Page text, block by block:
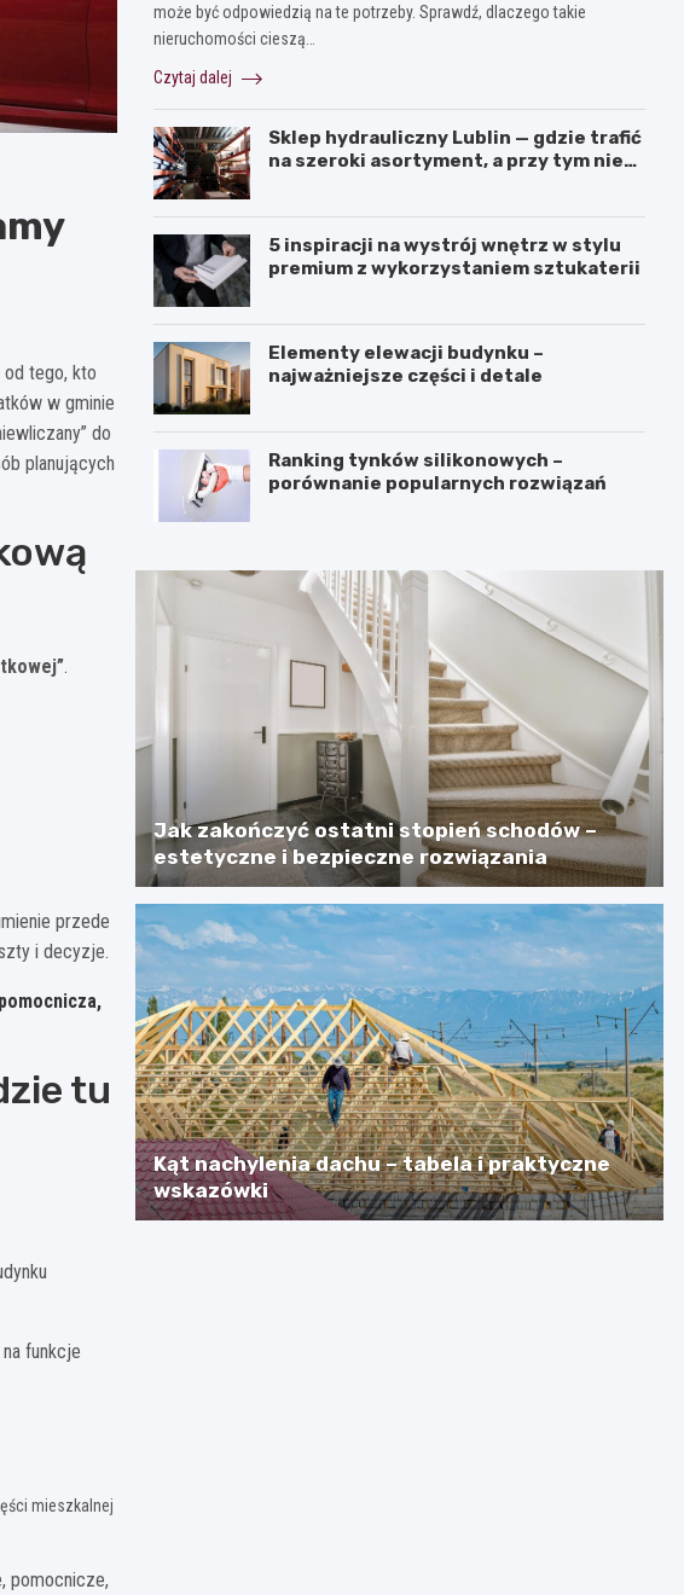
tego, kto
w gminie
do
planujących
.
przede
i decyzje.
tu
funkcje
mieszkalnej
pomocnicze,
może być odpowiedzią na te potrzeby. Sprawdź, dlaczego takie
nieruchomości cieszą…
Czytaj dalej
Sklep hydrauliczny Lublin — gdzie trafić
na szeroki asortyment, a przy tym nie
5 inspiracji na wystrój wnętrz w stylu
premium z wykorzystaniem sztukaterii
Elementy elewacji budynku –
najważniejsze części i detale
Ranking tynków silikonowych –
porównanie popularnych rozwiązań
Jak zakończyć ostatni stopień schodów –
estetyczne i bezpieczne rozwiązania
Kąt nachylenia dachu – tabela i praktyczne
wskazówki